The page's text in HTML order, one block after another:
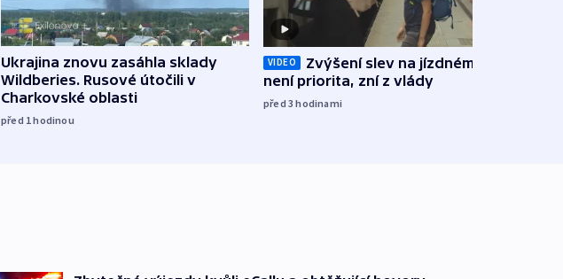
Ukrajina znovu zasáhla sklady
Wildberies. Rusové útočili v
Charkovské oblasti
před 1hodinou
VIDEO
Zvýšení slev na jízdném teď
není priorita, zní z vlády
před 3hodinami